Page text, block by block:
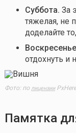
Суббота. За
тяжелая, не
доделайте
отдохнуть и
Фото: по лицензииPxHere
Памятка